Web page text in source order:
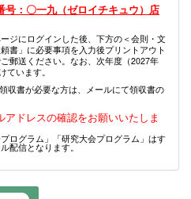
：〇一九（ゼロイチキュウ）店
ジにログインした後、下方の＜会則・文
書」に必要事項を入力後プリントアウト
郵送ください。なお、次年度（2027年
ています。
収書が必要な方は、メールにて領収書の
ドレスの確認をお願いいたしま
ログラム」「研究大会プログラム」はす
配信となります。